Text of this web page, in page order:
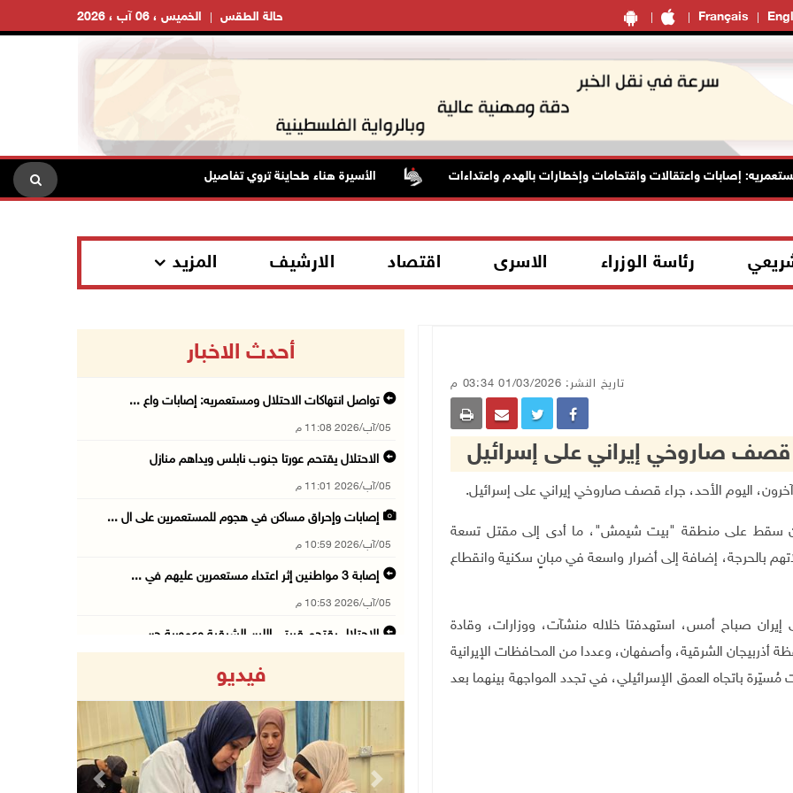
Français الخميس ، 06 آب ، 2026 حالة الطقس
إصابات واعتقالات واقتحامات وإخطارات بالهدم واعتداءات الأسيرة هناء طحاينة تروي تفاصيل اعتقالها: حُرمت من وداع أطفالها وتعرضت
رئاسة الوزراء الاسرى اقتصاد الارشيف المزيد
تاريخ النشر: 01/03/2026 03:34 م
سقط على منطقة "بيت شيمش"، ما أدى إلى مقتل تسعة
بالحرجة، إضافة إلى أضرار واسعة في مبانٍ سكنية وانقطاع
صباح أمس، استهدفتا خلاله منشآت، ووزارات، وقادة
الشرقية، وأصفهان، وعددا من المحافظات الإيرانية
باتجاه العمق الإسرائيلي، في تجدد المواجهة بينهما بعد
أحدث الاخبار
تواصل انتهاكات الاحتلال ومستعمريه: إصابات واع ...
05/آب/2026 11:08 م
الاحتلال يقتحم عورتا جنوب نابلس ويداهم منازل
05/آب/2026 11:01 م
إصابات وإحراق مساكن في هجوم للمستعمرين على ال ...
05/آب/2026 10:59 م
إصابة 3 مواطنين إثر اعتداء مستعمرين عليهم في ...
05/آب/2026 10:53 م
الاحتلال يقتحم قريتي اللبن الشرقية وعمورية جن ...
مستعمرون يقتحمون بيت فجار جنوب بيت لحم
05/آب/2026 10:19 م
فيديو
Previous Next